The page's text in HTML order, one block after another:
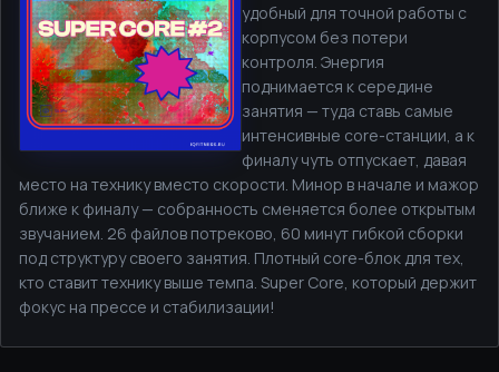
удобный для точной работы с
корпусом без потери
контроля. Энергия
поднимается к середине
занятия — туда ставь самые
интенсивные core-станции, а к
финалу чуть отпускает, давая
место на технику вместо скорости. Минор в начале и мажор
ближе к финалу — собранность сменяется более открытым
звучанием. 26 файлов потреково, 60 минут гибкой сборки
под структуру своего занятия. Плотный core-блок для тех,
кто ставит технику выше темпа. Super Core, который держит
фокус на прессе и стабилизации!